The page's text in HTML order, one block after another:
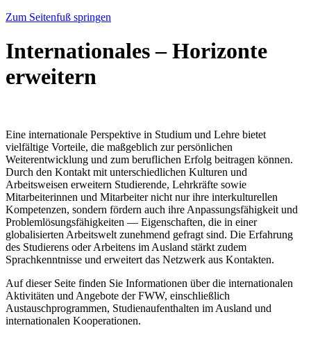
Zum Seitenfuß springen
Internationales – Horizonte
erweitern
Eine internationale Perspektive in Studium und Lehre bietet
vielfältige Vorteile, die maßgeblich zur persönlichen
Weiterentwicklung und zum beruflichen Erfolg beitragen können.
Durch den Kontakt mit unterschiedlichen Kulturen und
Arbeitsweisen erweitern Studierende, Lehrkräfte sowie
Mitarbeiterinnen und Mitarbeiter nicht nur ihre interkulturellen
Kompetenzen, sondern fördern auch ihre Anpassungsfähigkeit und
Problemlösungsfähigkeiten — Eigenschaften, die in einer
globalisierten Arbeitswelt zunehmend gefragt sind. Die Erfahrung
des Studierens oder Arbeitens im Ausland stärkt zudem
Sprachkenntnisse und erweitert das Netzwerk aus Kontakten.
Auf dieser Seite finden Sie Informationen über die internationalen
Aktivitäten und Angebote der FWW, einschließlich
Austauschprogrammen, Studienaufenthalten im Ausland und
internationalen Kooperationen.